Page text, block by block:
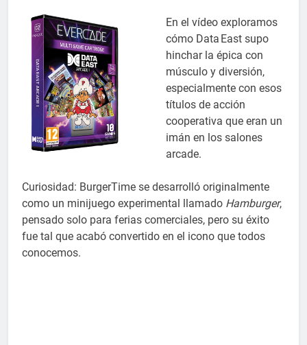
En el vídeo exploramos
cómo Data East supo
hinchar la épica con
músculo y diversión,
especialmente con esos
títulos de acción
cooperativa que eran un
imán en los salones
arcade.
Curiosidad: BurgerTime se desarrolló originalmente
como un minijuego experimental llamado Hamburger,
pensado solo para ferias comerciales, pero su éxito
fue tal que acabó convertido en el icono que todos
conocemos.